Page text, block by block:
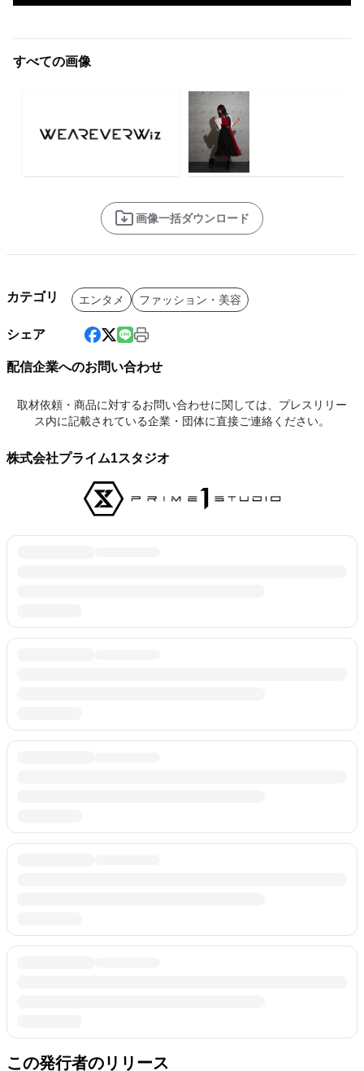
すべての画像
画像一括ダウンロード
カテゴリ エンタメ ファッション・美容
シェア
配信企業へのお問い合わせ
取材依頼・商品に対するお問い合わせに関しては、プレスリリー
ス内に記載されている企業・団体に直接ご連絡ください。
株式会社プライム1スタジオ
この発行者のリリース